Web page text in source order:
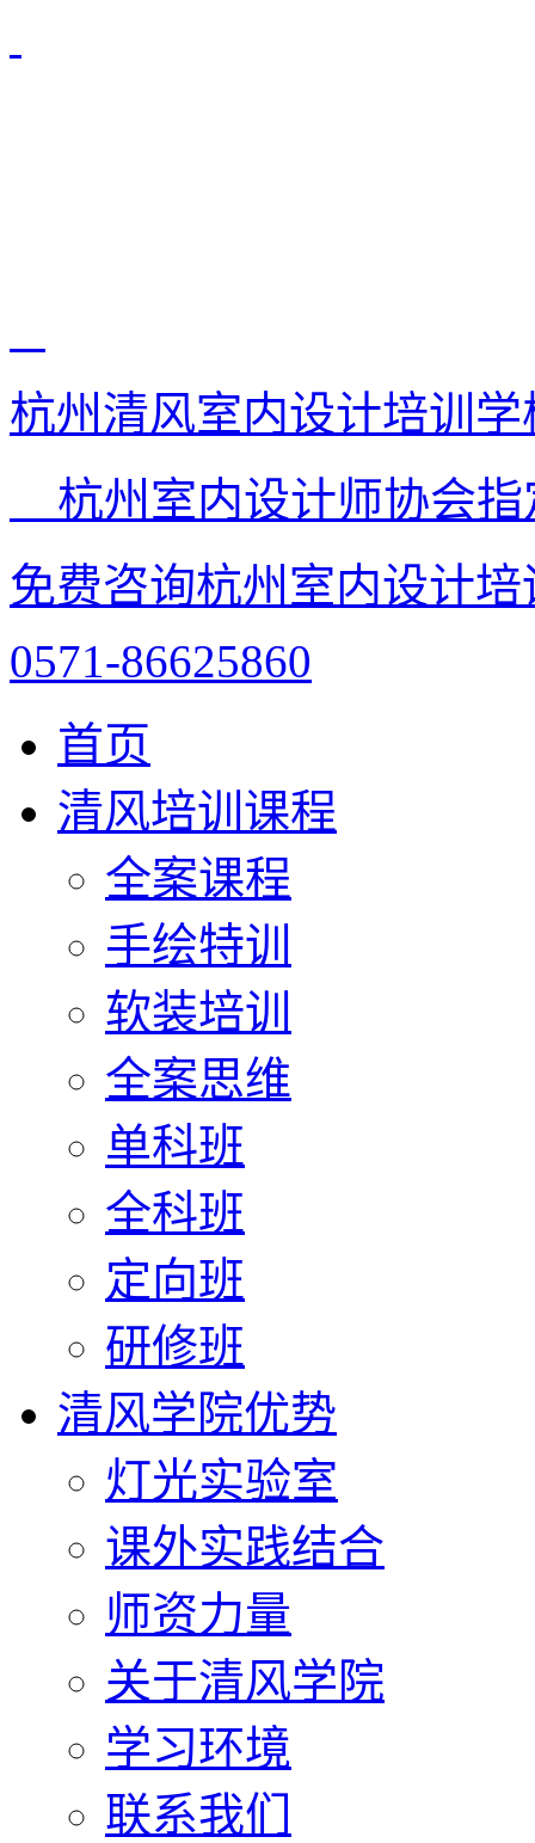
杭州清风室内设计培训学
杭州室内设计师协会
免费咨询杭州室内设计
0571-86625860
首页
清风培训课程
全案课程
手绘特训
软装培训
全案思维
单科班
全科班
定向班
研修班
清风学院优势
灯光实验室
课外实践结合
师资力量
关于清风学院
学习环境
联系我们